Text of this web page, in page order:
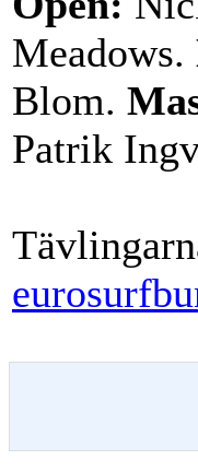
Meadows.
Blom.
Patrik